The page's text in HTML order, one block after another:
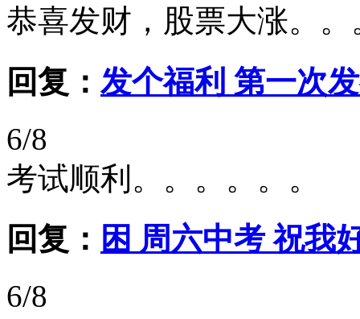
恭喜发财，股票大涨。。
回复： 发个福利 第一次
6/8
考试顺利。。。。。。
回复： 困 周六中考 祝我
6/8